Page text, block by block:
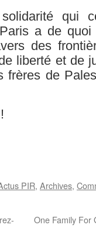
qui
a de
des
liberté et de
frères de
PIR, Archives,
One Family For